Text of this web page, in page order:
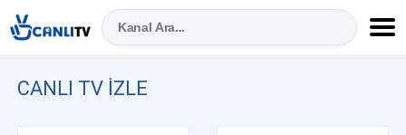
CANLI TV IZLE